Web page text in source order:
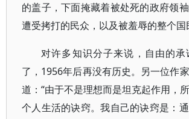
的盖子，下面掩藏着被处死的政府领
遭受拷打的民众，以及被羞辱的整个国
对许多知识分子来说，自由的承
了，1956年后再没有历史。另一位作
道：“由于不是理想而是坦克起作用，
个人生活的诀窍。我自己的诀窍是：